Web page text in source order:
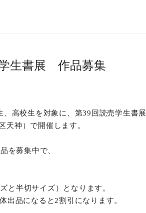
学生書展 作品募集
高校生を対象に、第39回読売学生書展
天神）で開催します。
を募集中で、
と半切サイズ）となります。
出品になると2割引になります。